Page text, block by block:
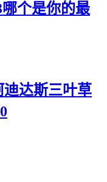
哪个是你的最
迪达斯三叶草